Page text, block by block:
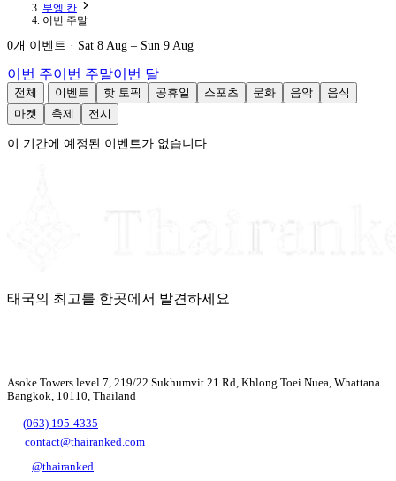
부엥 칸
이번 주말
0개 이벤트 · Sat 8 Aug – Sun 9 Aug
이번 주이번 주말이번 달
전체 이벤트 핫 토픽 공휴일 스포츠 문화 음악
음식
마켓
축제 전시
이 기간에 예정된 이벤트가 없습니다
태국의 최고를 한곳에서 발견하세요
Asoke Towers level 7, 219/22 Sukhumvit 21 Rd, Khlong Toei Nuea, Whattana
Bangkok, 10110, Thailand
(063) 195-4335
contact@thairanked.com
@thairanked